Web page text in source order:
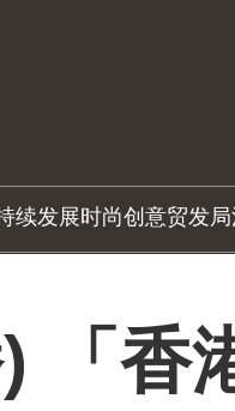
续发展时尚创意贸发
「香